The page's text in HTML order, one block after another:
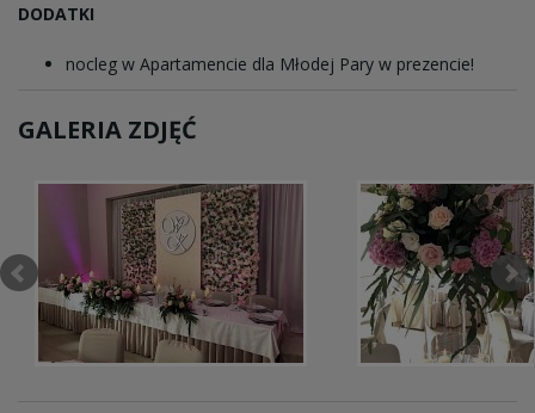
DODATKI
nocleg w Apartamencie dla Młodej Pary w prezencie!
GALERIA ZDJĘĆ